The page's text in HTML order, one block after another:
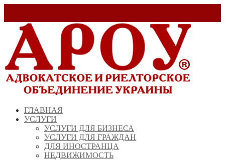
ГЛАВНАЯ
УСЛУГИ
УСЛУГИ ДЛЯ БИЗНЕСА
УСЛУГИ ДЛЯ ГРАЖДАН
ДЛЯ ИНОСТРАНЦА
НЕДВИЖИМОСТЬ